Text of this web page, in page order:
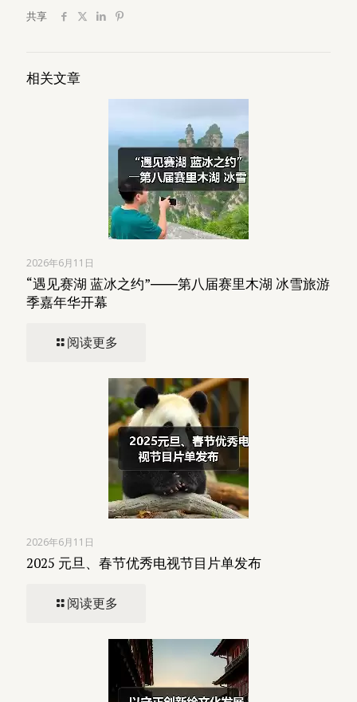
共享
相关文章
2026年6月11日
“遇见赛湖 蓝冰之约”――第八届赛里木湖 冰雪旅游
季嘉年华开幕
阅读更多
2026年6月11日
2025 元旦、春节优秀电视节目片单发布
阅读更多